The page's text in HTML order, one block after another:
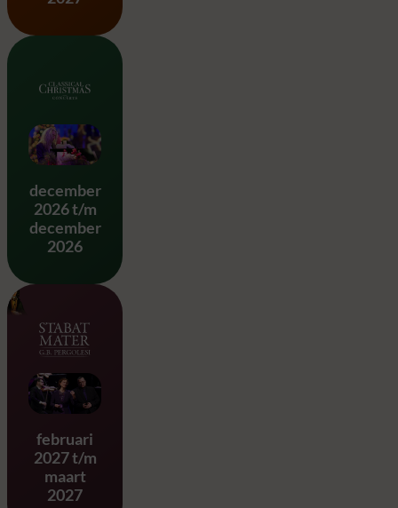
Classical Christmas
december
2026 t/m
december
2026
Stabat Mater – G.B.
februari
2027 t/m
maart
2027